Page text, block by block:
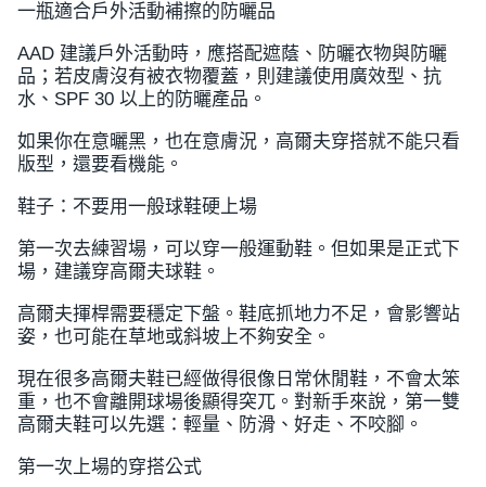
一瓶適合戶外活動補擦的防曬品
AAD 建議戶外活動時，應搭配遮蔭、防曬衣物與防曬
品；若皮膚沒有被衣物覆蓋，則建議使用廣效型、抗
水、SPF 30 以上的防曬產品。
如果你在意曬黑，也在意膚況，高爾夫穿搭就不能只看
版型，還要看機能。
鞋子：不要用一般球鞋硬上場
第一次去練習場，可以穿一般運動鞋。但如果是正式下
場，建議穿高爾夫球鞋。
高爾夫揮桿需要穩定下盤。鞋底抓地力不足，會影響站
姿，也可能在草地或斜坡上不夠安全。
現在很多高爾夫鞋已經做得很像日常休閒鞋，不會太笨
重，也不會離開球場後顯得突兀。對新手來說，第一雙
高爾夫鞋可以先選：輕量、防滑、好走、不咬腳。
第一次上場的穿搭公式